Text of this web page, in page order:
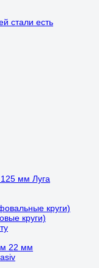
стали есть
мм Луга
круги)
круги)
22 мм